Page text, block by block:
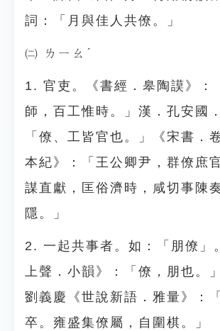
詞：「月與佳人共僚。」
㈡ ㄌㄧㄠˊ
1. 官吏。《書經．皋陶謨》：
師，百工惟時。」漢．孔安國
「僚、工皆官也。」《宋書．
本紀》：「王公卿尹，群僚庶
謀直獻，匡俗濟時，咸切事陳
隱。」
2. 一起共事者。如：「朋僚」
上聲．小韻》：「僚，朋也。
劉義慶《世說新語．雅量》：
卒。雍盛集僚屬，自圍棋。」